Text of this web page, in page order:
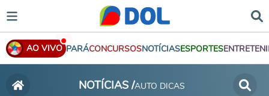
AO VIVO PARÁCONCURSOSNOTÍCIASESPORTES
NOTÍCIAS /AUTO DICAS